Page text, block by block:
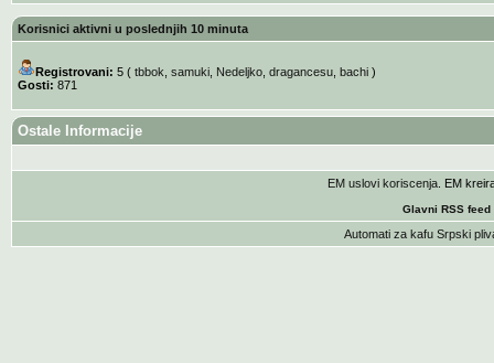
Korisnici aktivni u poslednjih 10 minuta
Registrovani: 5 ( tbbok samuki, Nedeljko, dragancesu, bachi)
Gosti: 871
Ostale Informacije
EM uslovi koriscenja . EM
Glavni RSS feed
Automati za kafu Srpski